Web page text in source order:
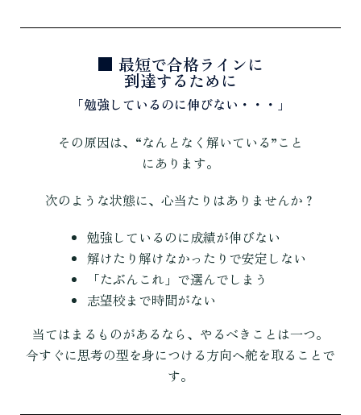
■ 最短で合格ラインに
到達するために
「勉強しているのに伸びない・・・」
その原因は、“なんとなく解いている”こと
にあります。
次のような状態に、心当たりはありませんか？
勉強しているのに成績が伸びない
解けたり解けなかったりで安定しない
「たぶんこれ」で選んでしまう
志望校まで時間がない
当てはまるものがあるなら、やるべきことは一つ。
今すぐに思考の型を身につける方向へ舵を取ることで
す。